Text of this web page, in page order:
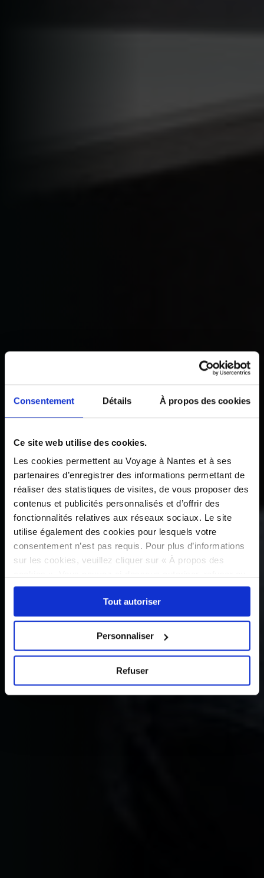
Consentement Détails À propos des cookies
Ce site web utilise des cookies.
Les cookies permettent au Voyage à Nantes et à ses
partenaires d’enregistrer des informations permettant de
réaliser des statistiques de visites, de vous proposer des
contenus et publicités personnalisés et d’offrir des
fonctionnalités relatives aux réseaux sociaux. Le site
utilise également des cookies pour lesquels votre
consentement n’est pas requis. Pour plus d’informations
sur les cookies, veuillez cliquer sur « À propos des
sélectionner les cookies selon les finalités via l'onglet
« Détails ». À tout moment, vous pouvez modifier votre
choix en cliquant sur le lien « Cookies » en bas des
Tout autoriser
Personnaliser
Refuser